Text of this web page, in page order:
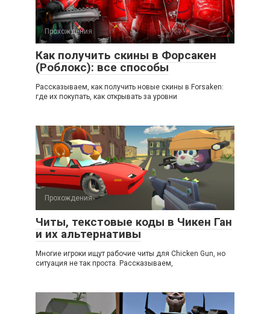
Прохождения
Как получить скины в Форсакен
(Роблокс): все способы
Рассказываем, как получить новые скины в Forsaken:
где их покупать, как открывать за уровни
Прохождения
Читы, текстовые коды в Чикен Ган
и их альтернативы
Многие игроки ищут рабочие читы для Chicken Gun, но
ситуация не так проста. Рассказываем,